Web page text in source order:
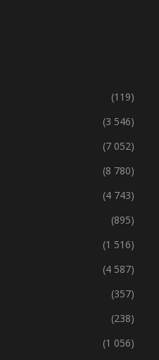
(119)
(3 546)
(7 052)
(8 780)
(4 743)
(895)
(1 516)
(4 587)
(357)
(238)
(1 056)